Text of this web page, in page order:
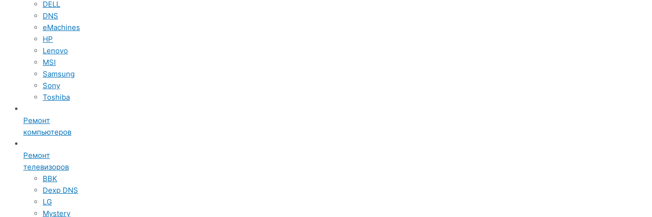
DELL
DNS
eMachines
HP
Lenovo
MSI
Samsung
Sony
Toshiba
Ремонт
компьютеров
Ремонт
телевизоров
BBK
Dexp DNS
LG
Mystery